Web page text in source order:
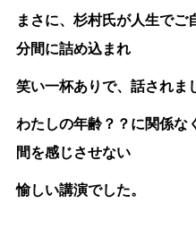
まさに、杉村氏が人生でご
分間に詰め込まれ
笑い一杯ありで、話されま
わたしの年齢？？に関係な
間を感じさせない
愉しい講演でした。